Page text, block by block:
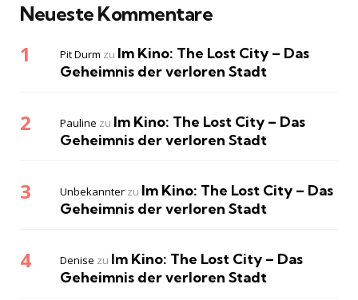
Neueste Kommentare
Pit Durm zu Im Kino: The Lost City – Das
Geheimnis der verloren Stadt
Pauline zu Im Kino: The Lost City – Das
Geheimnis der verloren Stadt
Unbekannter zu Im Kino: The Lost City – Das
Geheimnis der verloren Stadt
Denise zu Im Kino: The Lost City – Das
Geheimnis der verloren Stadt